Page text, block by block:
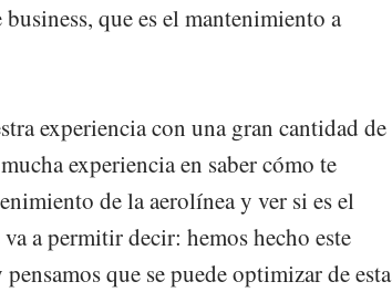
que es el mantenimiento a
experiencia con una gran cantidad de
experiencia en saber cómo te
de la aerolínea y ver si es el
a permitir decir: hemos hecho este
que se puede optimizar de esta